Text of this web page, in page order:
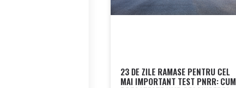
23 DE ZILE RAMASE PENTRU CEL
MAI IMPORTANT TEST PNRR: CUM